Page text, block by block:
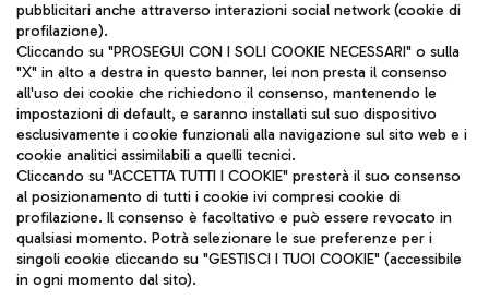
Pizza
Autobus
Scopri le linee di autobus per raggiungere l'aeroporto
Leonardo Da Vinci.
Ristoranti
Aeroporti di Roma S.p.A. - Società soggetta a direzione e
coordinamento di Mundys S.p.A.
Codice fiscale e Registro delle Imprese di Roma 13032990155 P.
IVA 06572251004
Capitale sociale 62.224.743,00 int. vers.
Sede legale: Via Pier Paolo Racchetti 1 - 00054 Fiumicino (RM)
telefono +39 06 65951
pubblicitari anche attraverso interazioni social network (cookie di
profilazione).
Cliccando su "PROSEGUI CON I SOLI COOKIE NECESSARI" o sulla
"X" in alto a destra in questo banner, lei non presta il consenso
all'uso dei cookie che richiedono il consenso, mantenendo le
impostazioni di default, e saranno installati sul suo dispositivo
esclusivamente i cookie funzionali alla navigazione sul sito web e i
cookie analitici assimilabili a quelli tecnici.
Cliccando su "ACCETTA TUTTI I COOKIE" presterà il suo consenso
al posizionamento di tutti i cookie ivi compresi cookie di
profilazione. Il consenso è facoltativo e può essere revocato in
qualsiasi momento. Potrà selezionare le sue preferenze per i
singoli cookie cliccando su "GESTISCI I TUOI COOKIE" (accessibile
in ogni momento dal sito).